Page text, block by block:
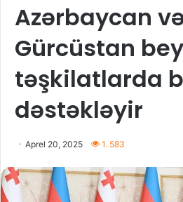
Azərbaycan
Gürcüstan
təşkilatlarda
dəstəkləyir
Aprel 20, 2025 1. 583